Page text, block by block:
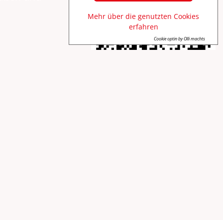
Mehr über die genutzten Cookies
erfahren
Cookie optin by Olli machts